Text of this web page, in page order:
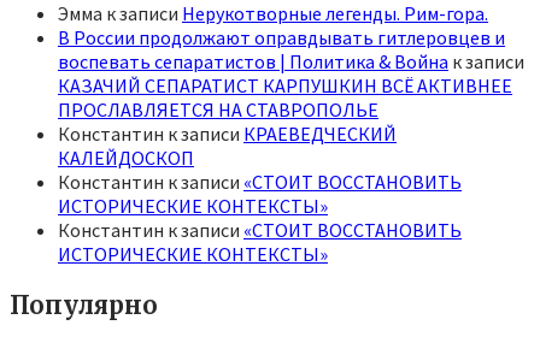
Эмма к записи Нерукотворные легенды. Рим-гора.
В России продолжают оправдывать гитлеровцев и
воспевать сепаратистов | Политика & Война к записи
КАЗАЧИЙ СЕПАРАТИСТ КАРПУШКИН ВСЁ АКТИВНЕЕ
ПРОСЛАВЛЯЕТСЯ НА СТАВРОПОЛЬЕ
Константин к записи КРАЕВЕДЧЕСКИЙ
КАЛЕЙДОСКОП
Константин к записи «СТОИТ ВОССТАНОВИТЬ
ИСТОРИЧЕСКИЕ КОНТЕКСТЫ»
Константин к записи «СТОИТ ВОССТАНОВИТЬ
ИСТОРИЧЕСКИЕ КОНТЕКСТЫ»
Популярно